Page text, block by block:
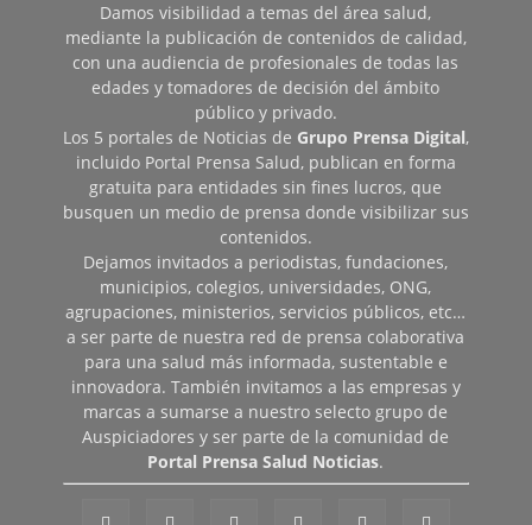
Damos visibilidad a temas del área salud,
mediante la publicación de contenidos de calidad,
con una audiencia de profesionales de todas las
edades y tomadores de decisión del ámbito
público y privado.
Los 5 portales de Noticias de Grupo Prensa Digital,
incluido Portal Prensa Salud, publican en forma
gratuita para entidades sin fines lucros, que
busquen un medio de prensa donde visibilizar sus
contenidos.
Dejamos invitados a periodistas, fundaciones,
municipios, colegios, universidades, ONG,
agrupaciones, ministerios, servicios públicos, etc…
a ser parte de nuestra red de prensa colaborativa
para una salud más informada, sustentable e
innovadora. También invitamos a las empresas y
marcas a sumarse a nuestro selecto grupo de
Auspiciadores y ser parte de la comunidad de
Portal Prensa Salud Noticias.